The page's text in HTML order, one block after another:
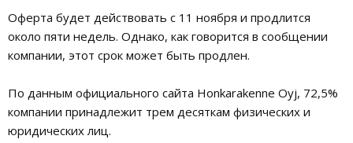
Оферта будет действовать с 11 ноября и продлится
около пяти недель. Однако, как говорится в сообщении
компании, этот срок может быть продлен.
По данным официального сайта Honkarakenne Oyj, 72,5%
компании принадлежит трем десяткам физических и
юридических лиц.